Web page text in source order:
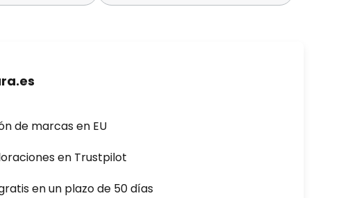
de marcas en EU
en Trustpilot
en un plazo de 50 días